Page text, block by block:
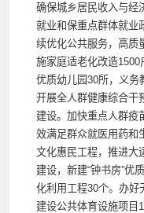
确保城乡居民收入与经
就业和保重点群体就业
续优化公共服务，高质
施家庭适老化改造
优质幼儿园30所，义务
开展全人群健康综合干
建设。加快重点人群疫
效满足群众就医用药和
文化惠民工程，推进大
建设，新建“钟书房”优
化利用工程30个。办好
建设公共体育设施项目